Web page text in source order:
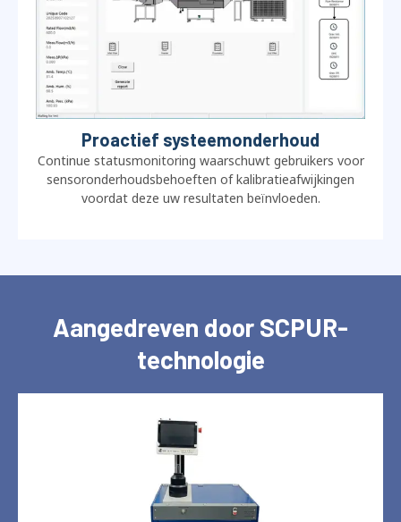
Proactief systeemonderhoud
Continue statusmonitoring waarschuwt gebruikers voor
sensoronderhoudsbehoeften of kalibratieafwijkingen
voordat deze uw resultaten beïnvloeden.
Aangedreven door SCPUR-
technologie